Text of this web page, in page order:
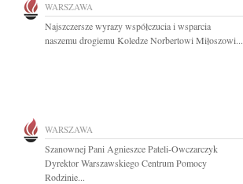
WARSZAWA
Najszczersze wyrazy współczucia i wsparcia
naszemu drogiemu Koledze Norbertowi Miłoszowi...
WARSZAWA
Szanownej Pani Agnieszce Pateli-Owczarczyk
Dyrektor Warszawskiego Centrum Pomocy
Rodzinie...